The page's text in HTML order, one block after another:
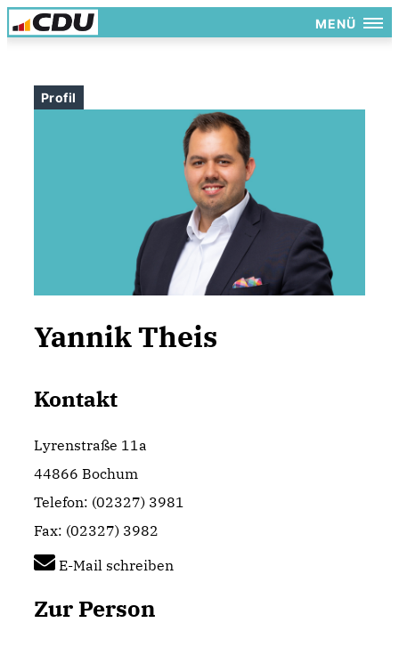
MENÜ
Profil
Yannik Theis
Kontakt
Lyrenstraße 11a
44866 Bochum
Telefon: (02327) 3981
Fax: (02327) 3982
E-Mail schreiben
Zur Person